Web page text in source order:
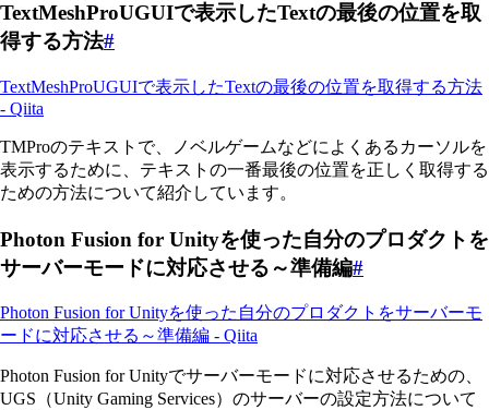
TextMeshProUGUIで表示したTextの最後の位置を取
得する方法#
TextMeshProUGUIで表示したTextの最後の位置を取得する方法
- Qiita
TMProのテキストで、ノベルゲームなどによくあるカーソルを
表示するために、テキストの一番最後の位置を正しく取得する
ための方法について紹介しています。
Photon Fusion for Unityを使った自分のプロダクトを
サーバーモードに対応させる～準備編#
Photon Fusion for Unityを使った自分のプロダクトをサーバーモ
ードに対応させる～準備編 - Qiita
Photon Fusion for Unityでサーバーモードに対応させるための、
UGS（Unity Gaming Services）のサーバーの設定方法について